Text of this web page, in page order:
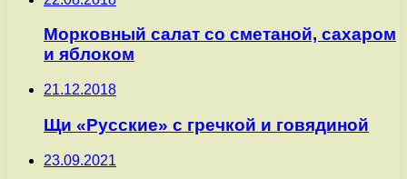
Морковный салат со сметаной, сахаром
и яблоком
21.12.2018
Щи «Русские» с гречкой и говядиной
23.09.2021